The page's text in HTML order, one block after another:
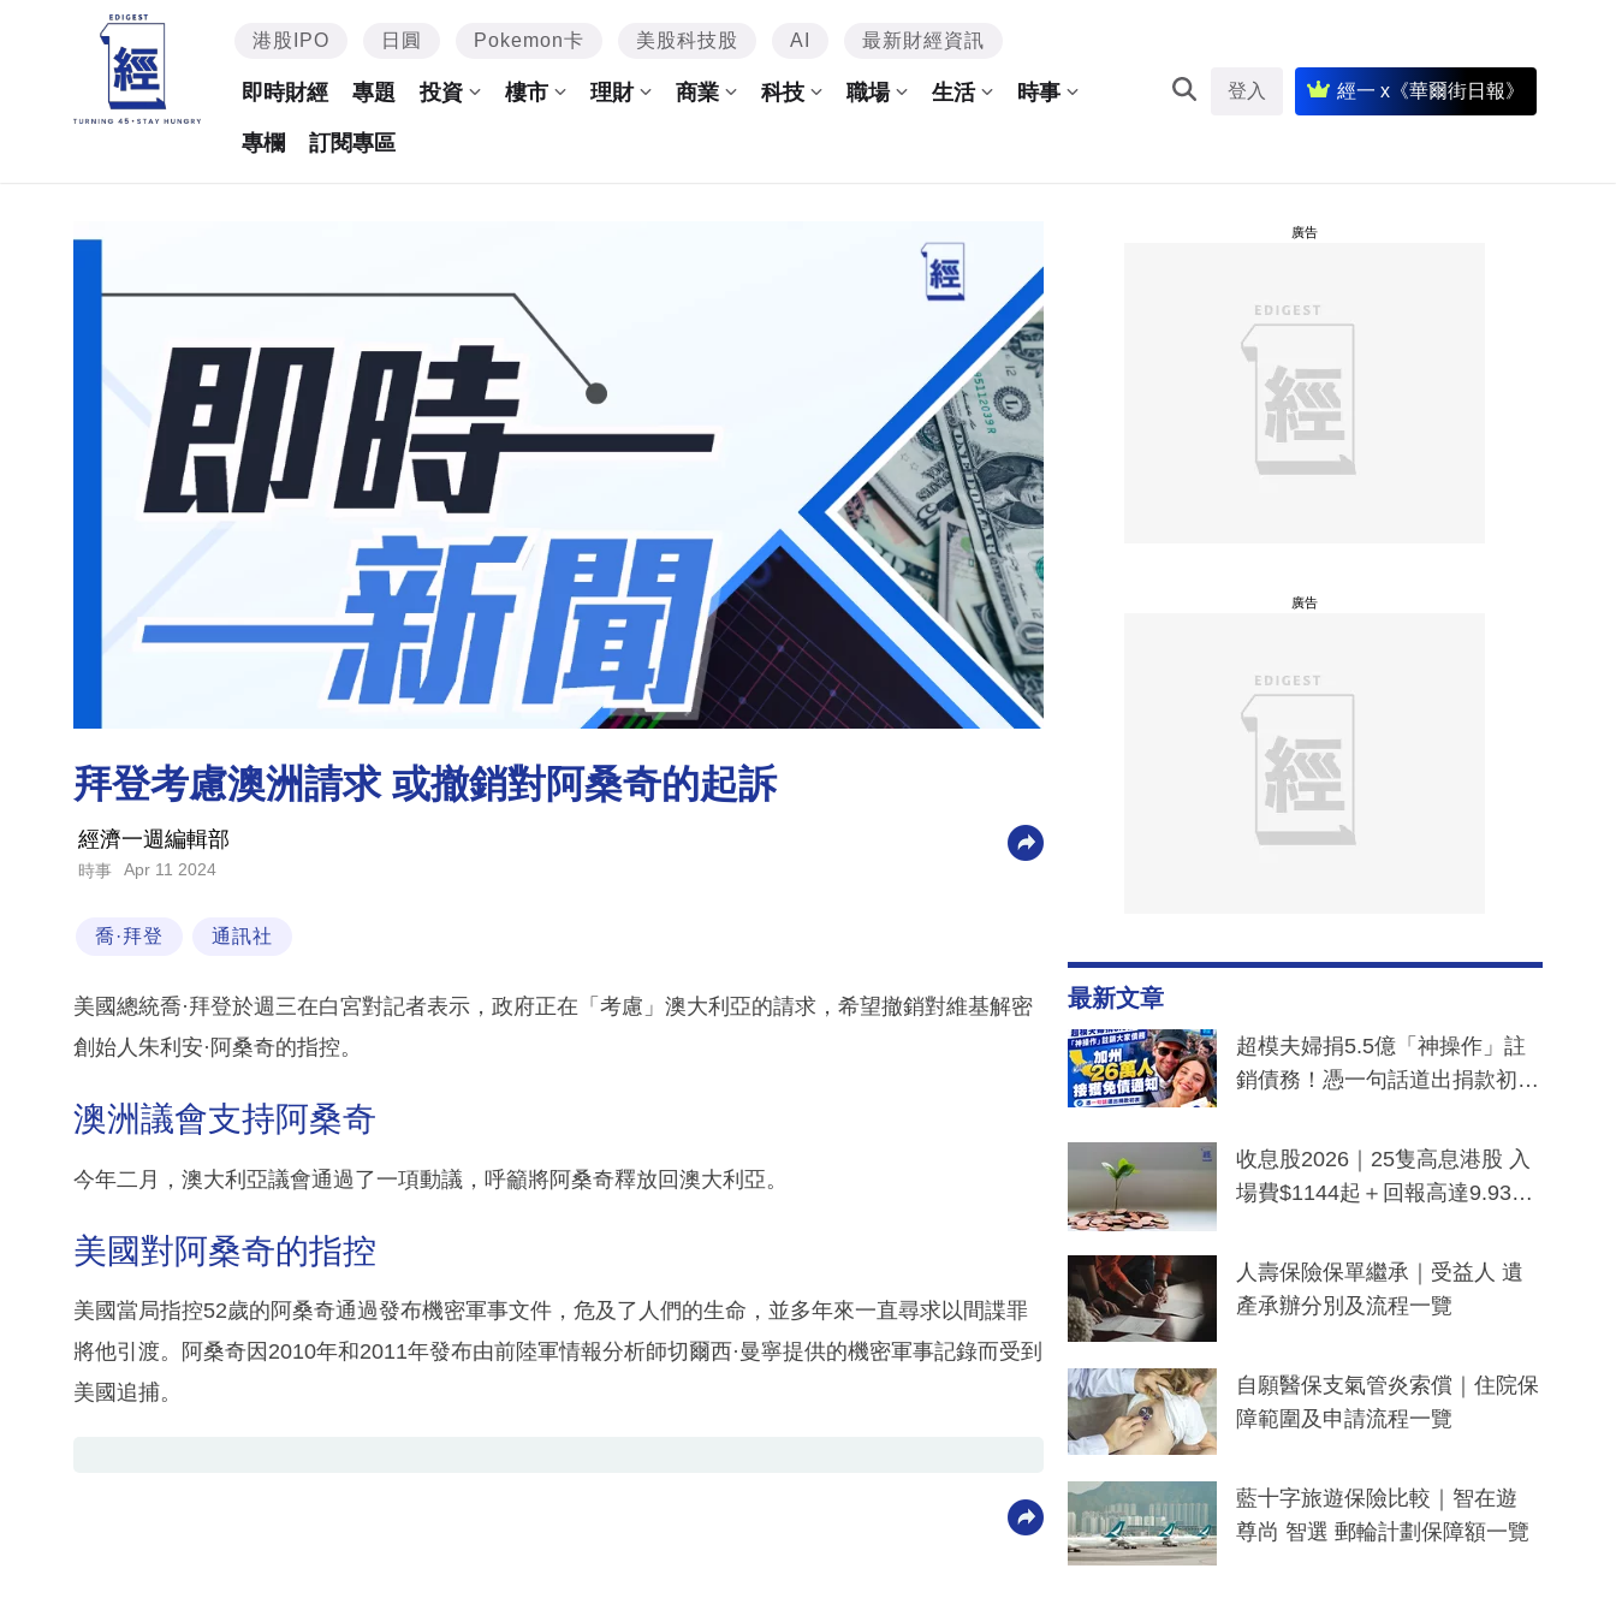
港股IPO 日圓 Pokemon卡 美股科技股 AI 最新財經資訊
即時財經 專題 投資 樓市 理財 商業 科技 職場 生活 時事
專欄 訂閱專區
登入 經一 x《華爾街日報》
拜登考慮澳洲請求 或撤銷對阿桑奇的起訴
經濟一週編輯部
時事 Apr 11 2024
喬·拜登 通訊社
美國總統喬·拜登於週三在白宮對記者表示，政府正在「考慮」澳大利亞的請求，希望撤銷對維基解密
創始人朱利安·阿桑奇的指控。
澳洲議會支持阿桑奇
今年二月，澳大利亞議會通過了一項動議，呼籲將阿桑奇釋放回澳大利亞。
美國對阿桑奇的指控
美國當局指控52歲的阿桑奇通過發布機密軍事文件，危及了人們的生命，並多年來一直尋求以間諜罪
將他引渡。阿桑奇因2010年和2011年發布由前陸軍情報分析師切爾西·曼寧提供的機密軍事記錄而受到
美國追捕。
廣告
廣告
最新文章
超模夫婦捐5.5億「神操作」註
銷債務！憑一句話道出捐款初
一度被誤當詐騙手段
收息股2026｜25隻高息港股 入
場費$1144起＋回報高達9.93
人壽保險保單繼承｜受益人 遺
產承辦分別及流程一覽
自願醫保支氣管炎索償｜住院保
障範圍及申請流程一覽
藍十字旅遊保險比較｜智在遊
尊尚 智選 郵輪計劃保障額一覽